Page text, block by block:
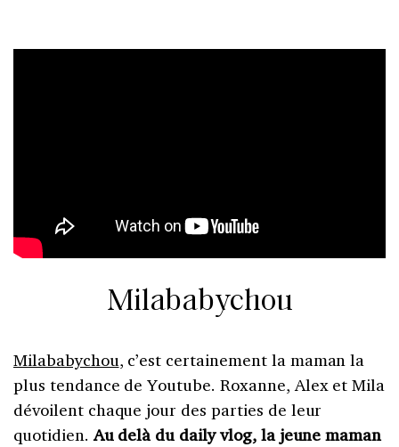
Milababychou
Milababychou, c’est certainement la maman la
plus tendance de Youtube. Roxanne, Alex et Mila
dévoilent chaque jour des parties de leur
quotidien.Au delà du daily vlog, la jeune maman